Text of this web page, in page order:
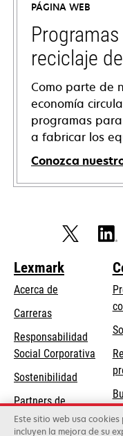
una
pestaña
nueva
PÁGINA WEB
reciclaje
Como parte de
economía
programas
a fabricar los
Conozca
Lexmark
Acerca de
Carreras
Responsabilidad
Social Corporativa
abre
una
Sostenibilidad
Partners de
Lexmark
Este sitio web usa
incluyen la mejora de su